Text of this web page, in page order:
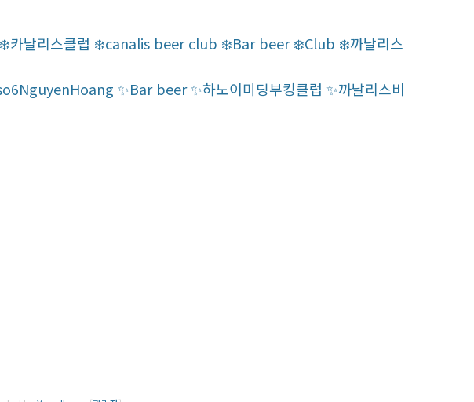
❄️‍‍카날리스클럽 ❄️‍canalis beer club ❄️Bar beer ❄️‍‍Club ‍‍❄️까날리스
✨Bar beer ✨하노이미딩부킹클럽 ✨까날리스비